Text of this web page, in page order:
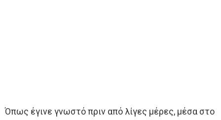
Όπως έγινε γνωστό πριν από λίγες μέρες, μέσα στο